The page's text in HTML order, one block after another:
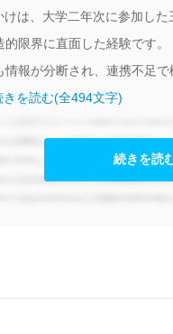
は、大学二年次に参加し
限界に直面した経験です。
情報が分断され、連携不足
きを読む(全494文字)
続きを読